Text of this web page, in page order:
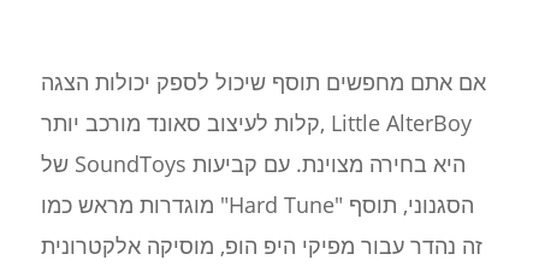
אם אתם מחפשים תוסף שיכול לספק יכולות הצגה
קלות לעיצוב סאונד מורכב יותר, Little AlterBoy
של SoundToys היא בחירה מצוינת. עם קביעות
מוגדרות מראש כמו "Hard Tune" הסגנוני, תוסף
זה נהדר עבור מפיקי היפ הופ, מוסיקה אלקטרונית